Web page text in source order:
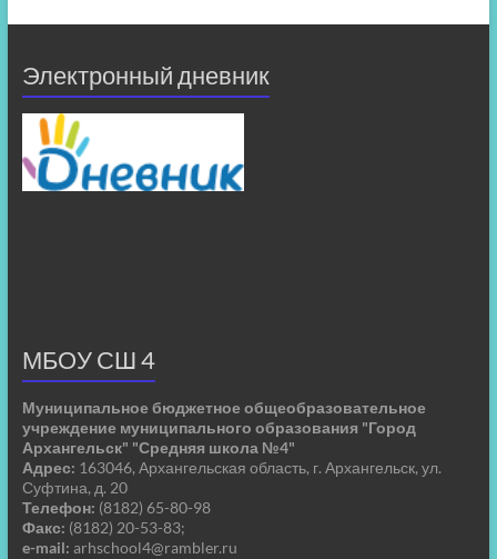
Электронный дневник
МБОУ СШ 4
Муниципальное бюджетное общеобразовательное
учреждение муниципального образования "Город
Архангельск" "Средняя школа №4"
Адрес: 163046, Архангельская область, г. Архангельск, ул.
Суфтина, д. 20
Телефон: (8182) 65-80-98
Факс: (8182) 20-53-83;
e-mail: arhschool4@rambler.ru